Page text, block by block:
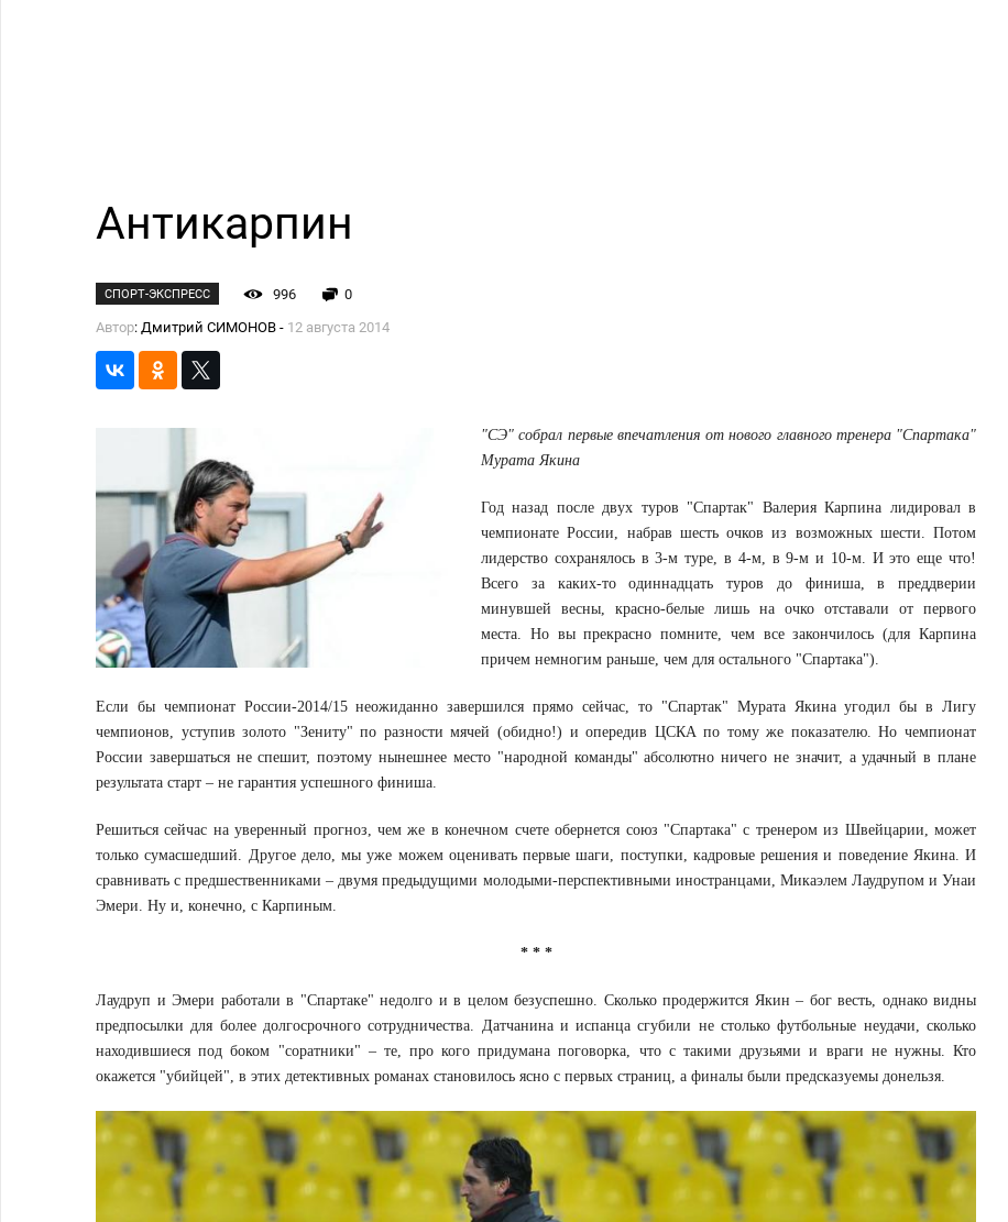
Антикарпин
СПОРТ-ЭКСПРЕСС 996
0
Автор: Дмитрий СИМОНОВ - 12 августа 2014
"СЭ" собрал первые впечатления от нового главного тренера "Спартака"
Мурата Якина
Год назад после двух туров "Спартак" Валерия Карпина лидировал в
чемпионате России, набрав шесть очков из возможных шести. Потом
лидерство сохранялось в 3-м туре, в 4-м, в 9-м и 10-м. И это еще что!
Всего за каких-то одиннадцать туров до финиша, в преддверии
минувшей весны, красно-белые лишь на очко отставали от первого
места. Но вы прекрасно помните, чем все закончилось (для Карпина
причем немногим раньше, чем для остального "Спартака").
Если бы чемпионат России-2014/15 неожиданно завершился прямо сейчас, то "Спартак" Мурата Якина угодил бы в Лигу
чемпионов, уступив золото "Зениту" по разности мячей (обидно!) и опередив ЦСКА по тому же показателю. Но чемпионат
России завершаться не спешит, поэтому нынешнее место "народной команды" абсолютно ничего не значит, а удачный в плане
результата старт – не гарантия успешного финиша.
Решиться сейчас на уверенный прогноз, чем же в конечном счете обернется союз "Спартака" с тренером из Швейцарии, может
только сумасшедший. Другое дело, мы уже можем оценивать первые шаги, поступки, кадровые решения и поведение Якина. И
сравнивать с предшественниками – двумя предыдущими молодыми-перспективными иностранцами, Микаэлем Лаудрупом и Унаи
Эмери. Ну и, конечно, с Карпиным.
* * *
Лаудруп и Эмери работали в "Спартаке" недолго и в целом безуспешно. Сколько продержится Якин – бог весть, однако видны
предпосылки для более долгосрочного сотрудничества. Датчанина и испанца сгубили не столько футбольные неудачи, сколько
находившиеся под боком "соратники" – те, про кого придумана поговорка, что с такими друзьями и враги не нужны. Кто
окажется "убийцей", в этих детективных романах становилось ясно с первых страниц, а финалы были предсказуемы донельзя.